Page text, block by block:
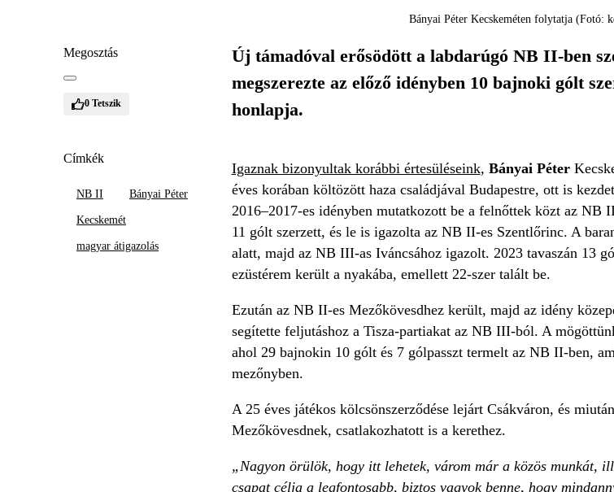
Bányai Péter Kecskeméten folytatja (Fotó:
Megosztás
0 Tetszik
Címkék
NB II Bányai Péter
Kecskemét
magyar átigazolás
Új támadóval erősödött a labdarúgó NB II-ben
megszerezte az előző idényben 10 bajnoki gólt
honlapja.
Igaznak bizonyultak korábbi értesüléseink, Bányai Péter
éves korában költözött haza családjával Budapestre, ott is
2016–2017-es idényben mutatkozott be a felnőttek közt az NB
11 gólt szerzett, és le is igazolta az NB II-es Szentlőrinc. A
alatt, majd az NB III-as Iváncsához igazolt. 2023 tavaszán 13
ezüstérem került a nyakába, emellett 22-szer talált be.
Ezután az NB II-es Mezőkövesdhez került, majd az idény
segítette feljutáshoz a Tisza-partiakat az NB III-ból. A
ahol 29 bajnokin 10 gólt és 7 gólpasszt termelt az NB II-ben,
mezőnyben.
A 25 éves játékos kölcsönszerződése lejárt Csákváron, és
Mezőkövesdnek, csatlakozhatott is a kerethez.
„Nagyon örülök, hogy itt lehetek, várom már a közös munkát,
csapat célja a legfontosabb, biztos vagyok benne, hogy